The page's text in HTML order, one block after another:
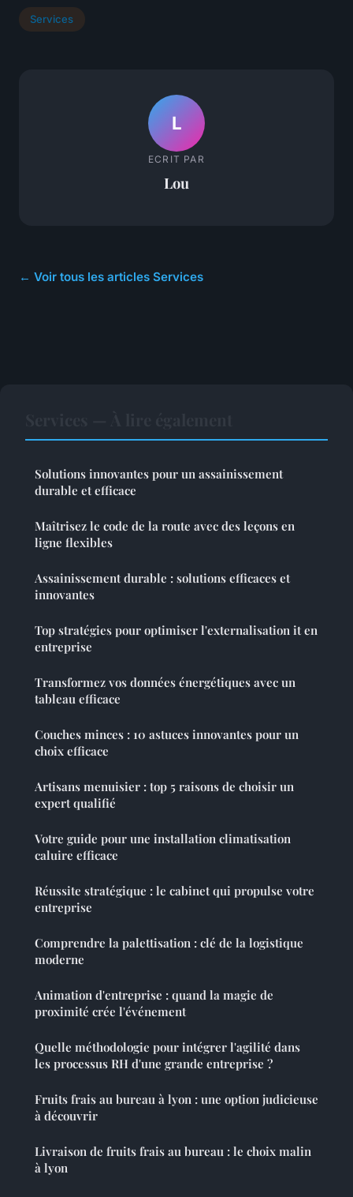
Services
L
ECRIT PAR
Lou
← Voir tous les articles Services
Solutions innovantes pour un assainissement
durable et efficace
Maîtrisez le code de la route avec des leçons en
ligne flexibles
Assainissement durable : solutions efficaces et
innovantes
Top stratégies pour optimiser l'externalisation it en
entreprise
Transformez vos données énergétiques avec un
tableau efficace
Couches minces : 10 astuces innovantes pour un
choix efficace
Artisans menuisier : top 5 raisons de choisir un
expert qualifié
Votre guide pour une installation climatisation
caluire efficace
Réussite stratégique : le cabinet qui propulse votre
entreprise
Comprendre la palettisation : clé de la logistique
moderne
Animation d'entreprise : quand la magie de
proximité crée l'événement
Quelle méthodologie pour intégrer l'agilité dans
les processus RH d'une grande entreprise ?
Fruits frais au bureau à lyon : une option judicieuse
à découvrir
Livraison de fruits frais au bureau : le choix malin
à lyon